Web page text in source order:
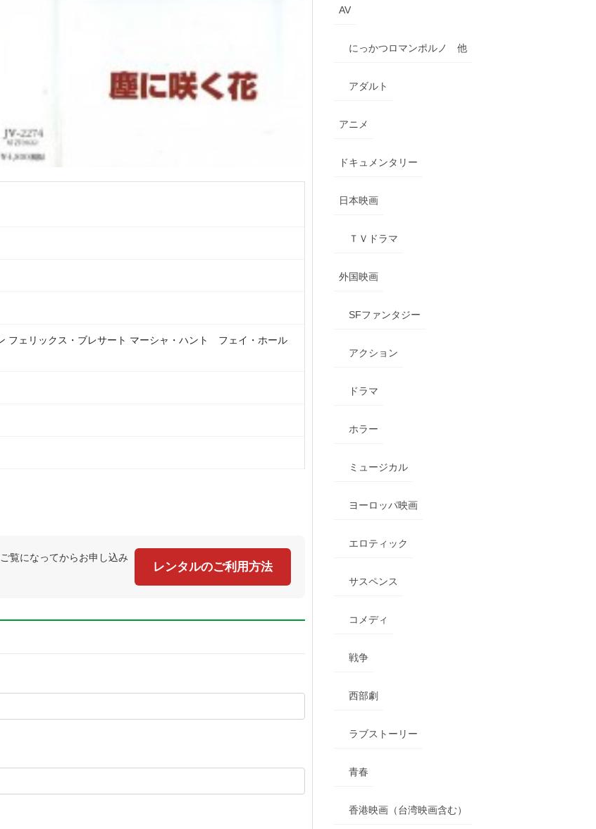
フェリックス・ブレサート マーシャ・ハント フェイ・ホール
覧になってからお申し込み
レンタルのご利用方法
AV
にっかつロマンポルノ 他
アダルト
アニメ
ドキュメンタリー
日本映画
ＴＶドラマ
外国映画
SFファンタジー
アクション
ドラマ
ホラー
ミュージカル
ヨーロッパ映画
エロティック
サスペンス
コメディ
戦争
西部劇
ラブストーリー
青春
香港映画（台湾映画含む）